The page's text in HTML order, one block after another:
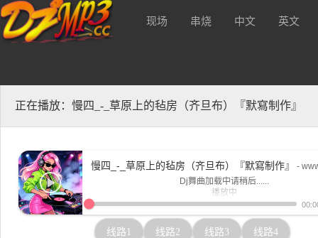
现场 串烧 中文 英文
正在播放：慢四_-_草原上的毡房（齐旦布）『默寫制作』
慢四_-_草原上的毡房（齐旦布）『默寫制作』
-
Dj舞曲加载中请稍后......
播放中
www.djmp3.cc
线路1 线路2 线路3 线路4